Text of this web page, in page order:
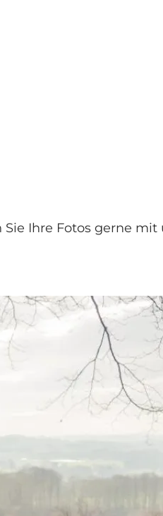
Ihre Fotos gerne mit